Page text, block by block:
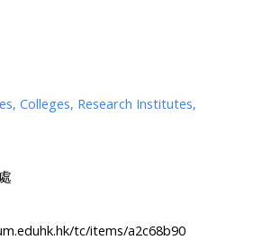
Colleges, Research Institutes,
tc/items/a2c68b90